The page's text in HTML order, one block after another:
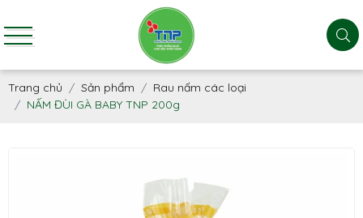
Trang chủ Sản phẩm
Rau nấm các loại
NẤM ĐÙI GÀ BABY TNP 200g